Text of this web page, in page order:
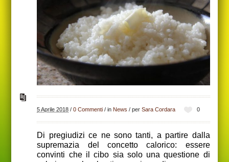
0
5 Aprile 2018 /0 Commenti /in News /perSara Cordara
Di pregiudizi ce ne sono tanti, a partire dalla
supremazia del concetto calorico: essere
convinti che il cibo sia solo una questione di